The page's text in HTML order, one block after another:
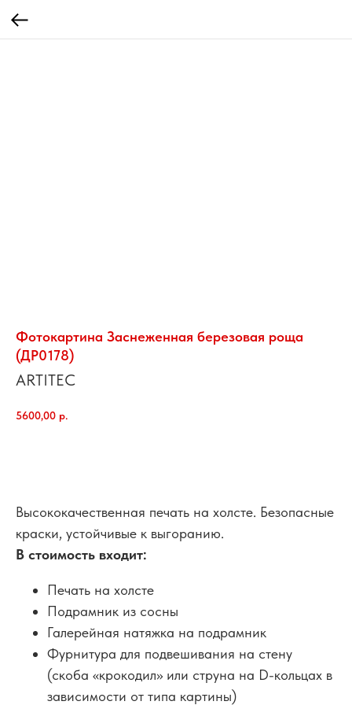
Фотокартина Заснеженная березовая роща
(ДР0178)
ARTITEC
5600,00 р.
Высококачественная печать на холсте. Безопасные
краски, устойчивые к выгоранию.
В стоимость входит:
Печать на холсте
Подрамник из сосны
Галерейная натяжка на подрамник
Фурнитура для подвешивания на стену
(скоба «крокодил» или струна на D-кольцах в
зависимости от типа картины)